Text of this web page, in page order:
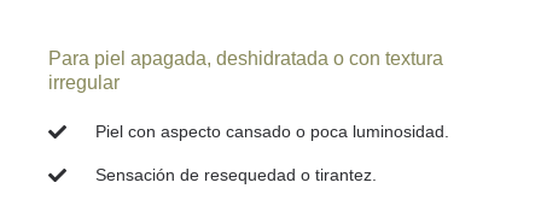
Para piel apagada, deshidratada o con textura
irregular
Piel con aspecto cansado o poca luminosidad.
Sensación de resequedad o tirantez.